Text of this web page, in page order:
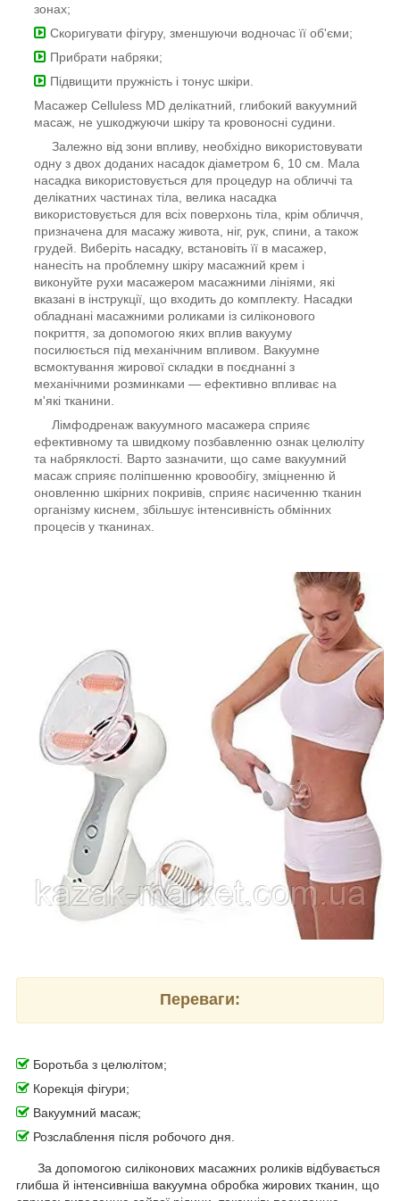
зонах;
Скоригувати фігуру, зменшуючи водночас її об'єми;
Прибрати набряки;
Підвищити пружність і тонус шкіри.
Масажер Celluless MD делікатний, глибокий вакуумний
масаж, не ушкоджуючи шкіру та кровоносні судини.
Залежно від зони впливу, необхідно використовувати
одну з двох доданих насадок діаметром 6, 10 см. Мала
насадка використовується для процедур на обличчі та
делікатних частинах тіла, велика насадка
використовується для всіх поверхонь тіла, крім обличчя,
призначена для масажу живота, ніг, рук, спини, а також
грудей. Виберіть насадку, встановіть її в масажер,
нанесіть на проблемну шкіру масажний крем і
виконуйте рухи масажером масажними лініями, які
вказані в інструкції, що входить до комплекту. Насадки
обладнані масажними роликами із силіконового
покриття, за допомогою яких вплив вакууму
посилюється під механічним впливом. Вакуумне
всмоктування жирової складки в поєднанні з
механічними розминками — ефективно впливає на
м'які тканини.
Лімфодренаж вакуумного масажера сприяє
ефективному та швидкому позбавленню ознак целюліту
та набряклості. Варто зазначити, що саме вакуумний
масаж сприяє поліпшенню кровообігу, зміцненню й
оновленню шкірних покривів, сприяє насиченню тканин
організму киснем, збільшує інтенсивність обмінних
процесів у тканинах.
Переваги:
Боротьба з целюлітом;
Корекція фігури;
Вакуумний масаж;
Розслаблення після робочого дня.
За допомогою силіконових масажних роликів відбувається
глибша й інтенсивніша вакуумна обробка жирових тканин, що